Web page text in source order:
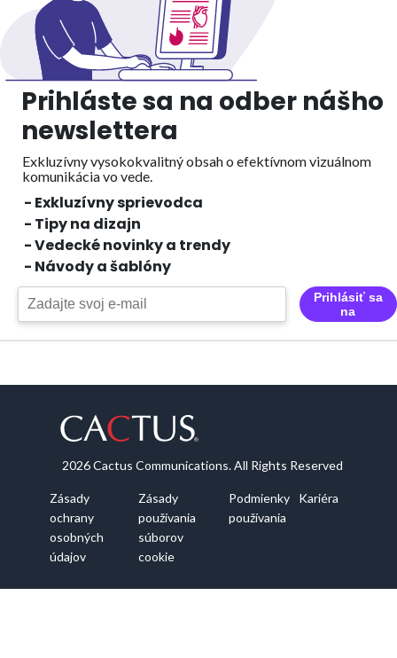
Prihláste sa na odber nášho
newslettera
Exkluzívny vysokokvalitný obsah o efektívnom vizuálnom
komunikácia vo vede.
- Exkluzívny sprievodca
- Tipy na dizajn
- Vedecké novinky a trendy
- Návody a šablóny
Prihlásiť sa
na
2026 Cactus Communications. All Rights Reserved
Zásady
ochrany
osobných
údajov
Zásady
používania
súborov
cookie
Podmienky
používania
Kariéra